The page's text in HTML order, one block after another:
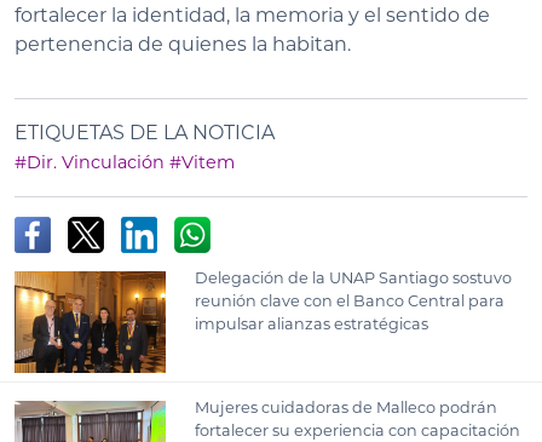
fortalecer la identidad, la memoria y el sentido de
pertenencia de quienes la habitan.
ETIQUETAS DE LA NOTICIA
#Dir. Vinculación #Vitem
Delegación de la UNAP Santiago sostuvo
reunión clave con el Banco Central para
impulsar alianzas estratégicas
Mujeres cuidadoras de Malleco podrán
fortalecer su experiencia con capacitación